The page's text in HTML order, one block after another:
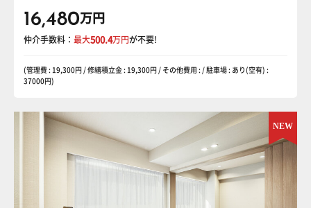
16,480万円
仲介手数料： 最大500.4万円が不要!
(管理費 : 19,300円 / 修繕積立金 : 19,300円 / その他費用 : / 駐車場 : あり(空有) :
37000円)